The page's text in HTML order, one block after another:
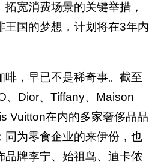
宽消费场景的关键举措，
王国的梦想，计划将在3年内
啡，早已不是稀奇事。截至
、Dior、Tiffany、Maison
Vuitton在内的多家奢侈品品
同为零食企业的来伊份，也
品牌李宁、始祖鸟、迪卡侬